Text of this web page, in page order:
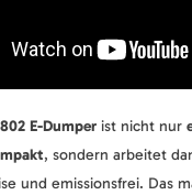
E-Dumper ist nicht nur
, sondern arbeitet
und emissionsfrei. Das